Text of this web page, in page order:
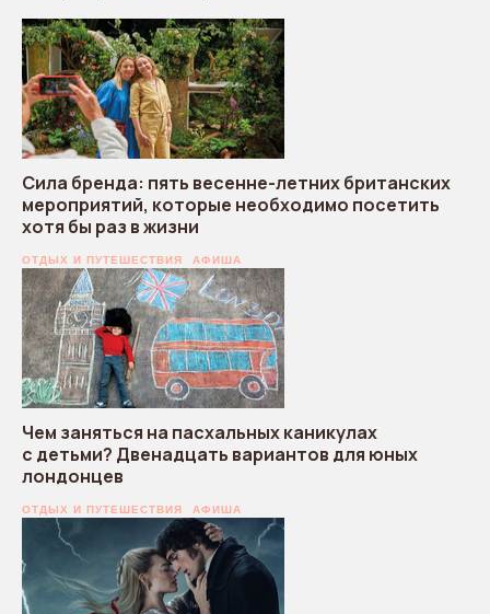
Сила бренда: пять весенне-летних британских
мероприятий, которые необходимо посетить
хотя бы раз в жизни
ОТДЫХ И ПУТЕШЕСТВИЯ АФИША
Чем заняться на пасхальных каникулах
с детьми? Двенадцать вариантов для юных
лондонцев
ОТДЫХ И ПУТЕШЕСТВИЯ АФИША